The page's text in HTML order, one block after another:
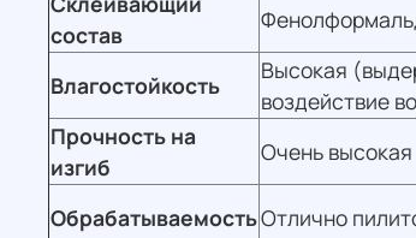
состав
Влагостойкость
Высокая
воздействие
Прочность на
изгиб
Очень высокая
ОбрабатываемостьОтлично